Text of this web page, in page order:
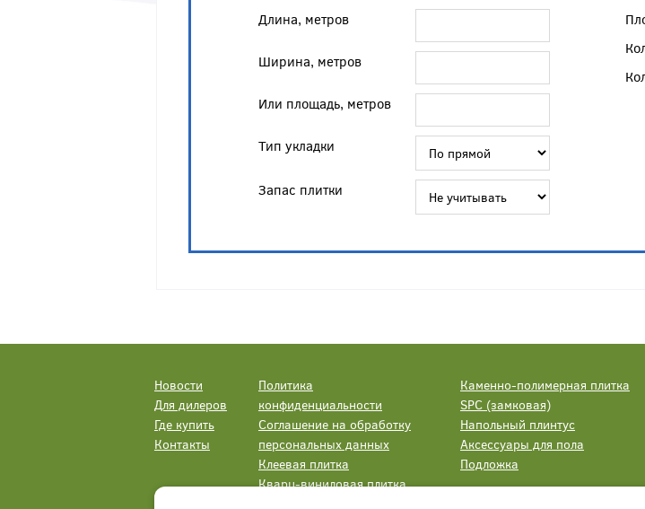
Длина, метров
Ширина, метров
Или площадь, метров
Тип укладки
Запас плитки
Новости
Для дилеров
Где купить
Контакты
Политика
конфиденциальности
Соглашение на обработку
персональных данных
Клеевая плитка
Кварц-виниловая плитка
Каменно-полимерная плитка
SPC (замковая)
Напольный плинтус
Аксессуары для пола
Подложка